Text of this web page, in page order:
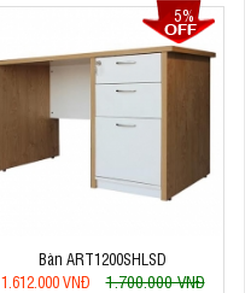
5%
Bàn ART1200SHLSD
1.612.000 VNĐ
1.700.000 VNĐ